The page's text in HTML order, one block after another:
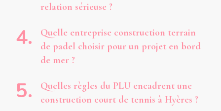
relation sérieuse ?
Quelle entreprise construction terrain
de padel choisir pour un projet en bord
de mer ?
Quelles règles du PLU encadrent une
construction court de tennis à Hyères ?